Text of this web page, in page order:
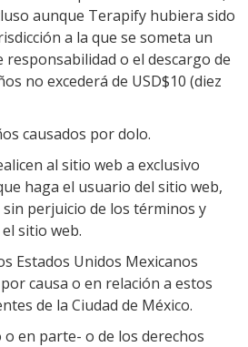
aunque Terapify hubiera sido
a la que se someta un
o el descargo de
no excederá de USD$10 (diez
causados por dolo.
al sitio web a exclusivo
haga el usuario del sitio web,
perjuicio de los términos y
sitio web.
Estados Unidos Mexicanos
causa o en relación a estos
de la Ciudad de México.
en parte- o de los derechos